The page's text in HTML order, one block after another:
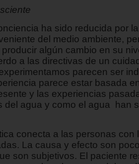
ha sido reducida por
del medio ambiente,
algún cambio en su
a las directivas de un
parecen ser
parece estar basada
y las experiencias
del agua y como el agua han
conecta a las personas con
La causa y efecto son
son subjetivos. El paciente